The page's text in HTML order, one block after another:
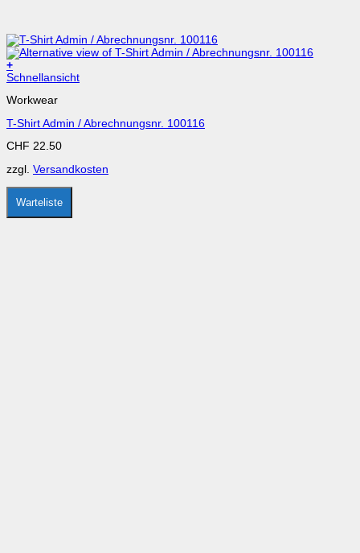
+
Dieses
weist
Varianten
Die
können
auf
der
Produktseite
gewählt
Schnellansicht
Workwear
T-Shirt Admin / Abrechnungsnr. 100116
CHF 22.50
zzgl. Versandkosten
Warteliste